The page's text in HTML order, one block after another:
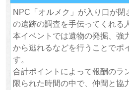
NPC「オルメク」が入り口が閉
の遺跡の調査を手伝ってくれる
本イベントでは遺物の発掘、強
から逃れるなどを行うことでポ
す。
合計ポイントによって報酬のラ
限られた時間の中で、仲間と協